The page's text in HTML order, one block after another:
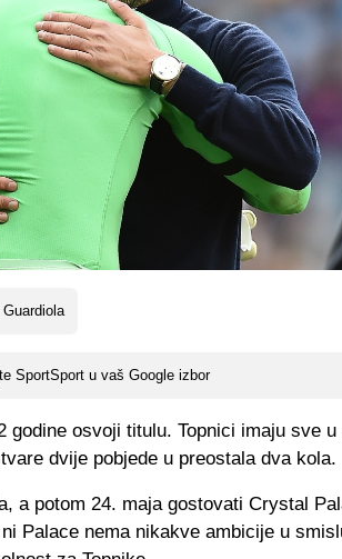
Guardiola
SportSport u vaš Google izbor
godine osvoji titulu. Topnici imaju sve u
dvije pobjede u preostala dva kola.
a potom 24. maja gostovati Crystal
Palace nema nikakve ambicije u